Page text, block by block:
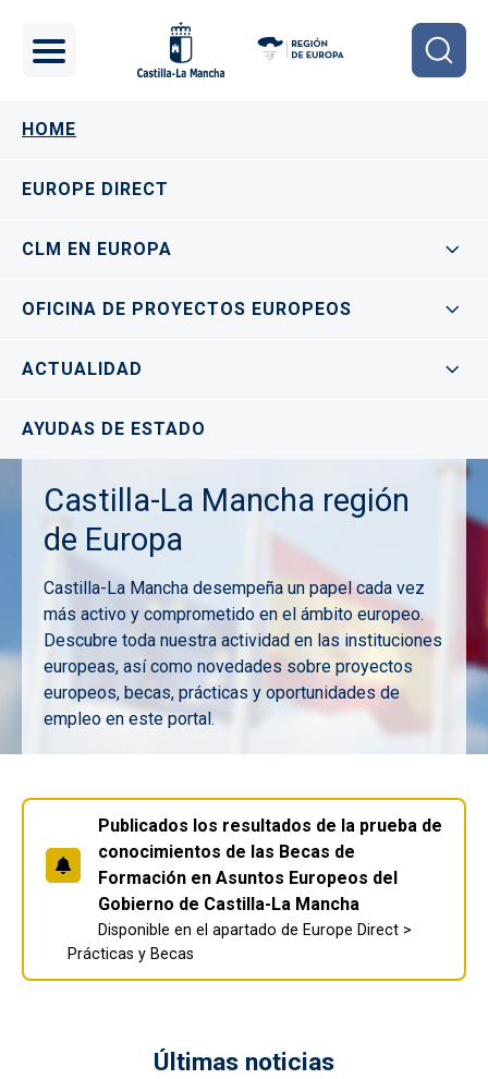
Navegación principal
HOME
EUROPE DIRECT
CLM EN EUROPA
OFICINA DE PROYECTOS EUROPEOS
ACTUALIDAD
AYUDAS DE ESTADO
Castilla-La Mancha región
de Europa
Castilla-La Mancha desempeña un papel cada vez
más activo y comprometido en el ámbito europeo.
Descubre toda nuestra actividad en las instituciones
europeas, así como novedades sobre proyectos
europeos, becas, prácticas y oportunidades de
empleo en este portal.
Publicados los resultados de la prueba de
conocimientos de las Becas de
Formación en Asuntos Europeos del
Gobierno de Castilla-La Mancha
Disponible en el apartado de Europe Direct >
Prácticas y Becas
Últimas noticias